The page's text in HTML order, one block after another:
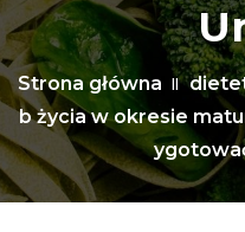
Strona główna
b życia w okresie